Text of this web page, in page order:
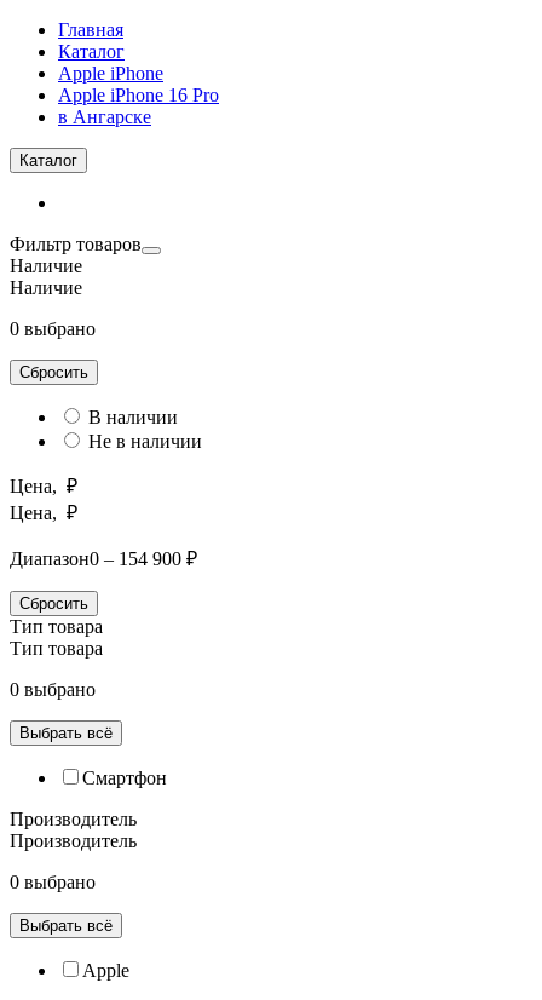
Главная
Каталог
Apple iPhone
Apple iPhone 16 Pro
в Ангарске
Каталог
Фильтр товаров
Наличие
Наличие
0 выбрано
Сбросить
В наличии
Не в наличии
Цена, ₽
Цена, ₽
Диапазон0 – 154 900 ₽
Сбросить
Тип товара
Тип товара
0 выбрано
Выбрать всё
Смартфон
Производитель
Производитель
0 выбрано
Выбрать всё
Apple